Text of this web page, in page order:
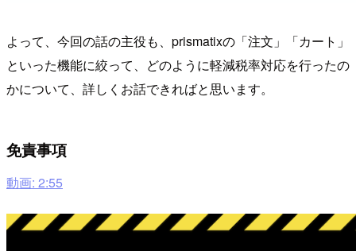
よって、今回の話の主役も、prismatixの「注文」「カート」
といった機能に絞って、どのように軽減税率対応を行ったの
かについて、詳しくお話できればと思います。
免責事項
動画: 2:55